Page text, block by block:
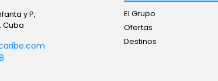
y P,
Cuba
El Grupo
Ofertas
Destinos